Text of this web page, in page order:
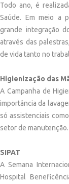
Todo ano, é
Saúde. Em meio a
grande integração
através das
de vida tanto no
Higienização das
A Campanha de
importância da
só assistenciais
setor de manutenção.
SIPAT
A Semana
Hospital